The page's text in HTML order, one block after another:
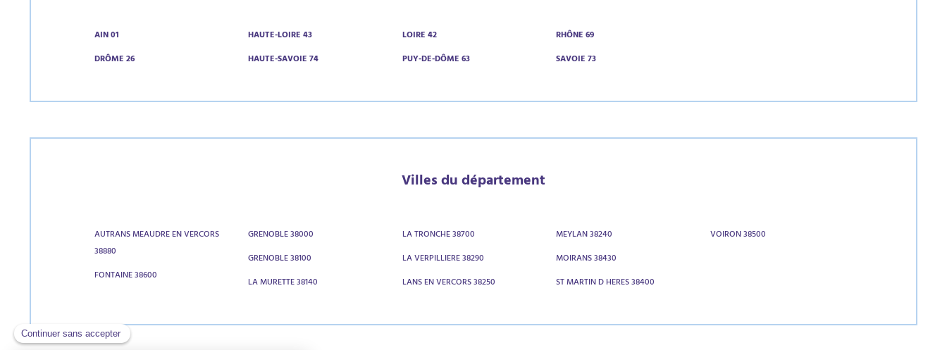
AIN 01
DRÔME 26
HAUTE-LOIRE 43
HAUTE-SAVOIE 74
LOIRE 42
PUY-DE-DÔME 63
RHÔNE 69
SAVOIE 73
Villes du département
AUTRANS MEAUDRE EN VERCORS
38880
FONTAINE 38600
GRENOBLE 38000
GRENOBLE 38100
LA MURETTE 38140
LA TRONCHE 38700
LA VERPILLIERE 38290
LANS EN VERCORS 38250
MEYLAN 38240
MOIRANS 38430
ST MARTIN D HERES 38400
VOIRON 38500